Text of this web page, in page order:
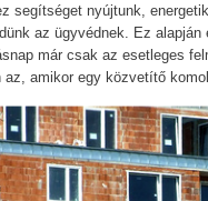
segítséget nyújtunk,
az ügyvédnek. Ez
már csak az esetleges
az, amikor egy közvetítő